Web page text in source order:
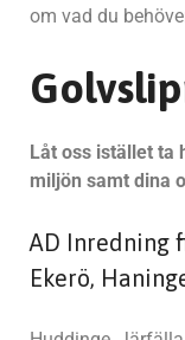
om vad du
Låt oss istället ta
miljön samt dina
AD Inredning
Ekerö,